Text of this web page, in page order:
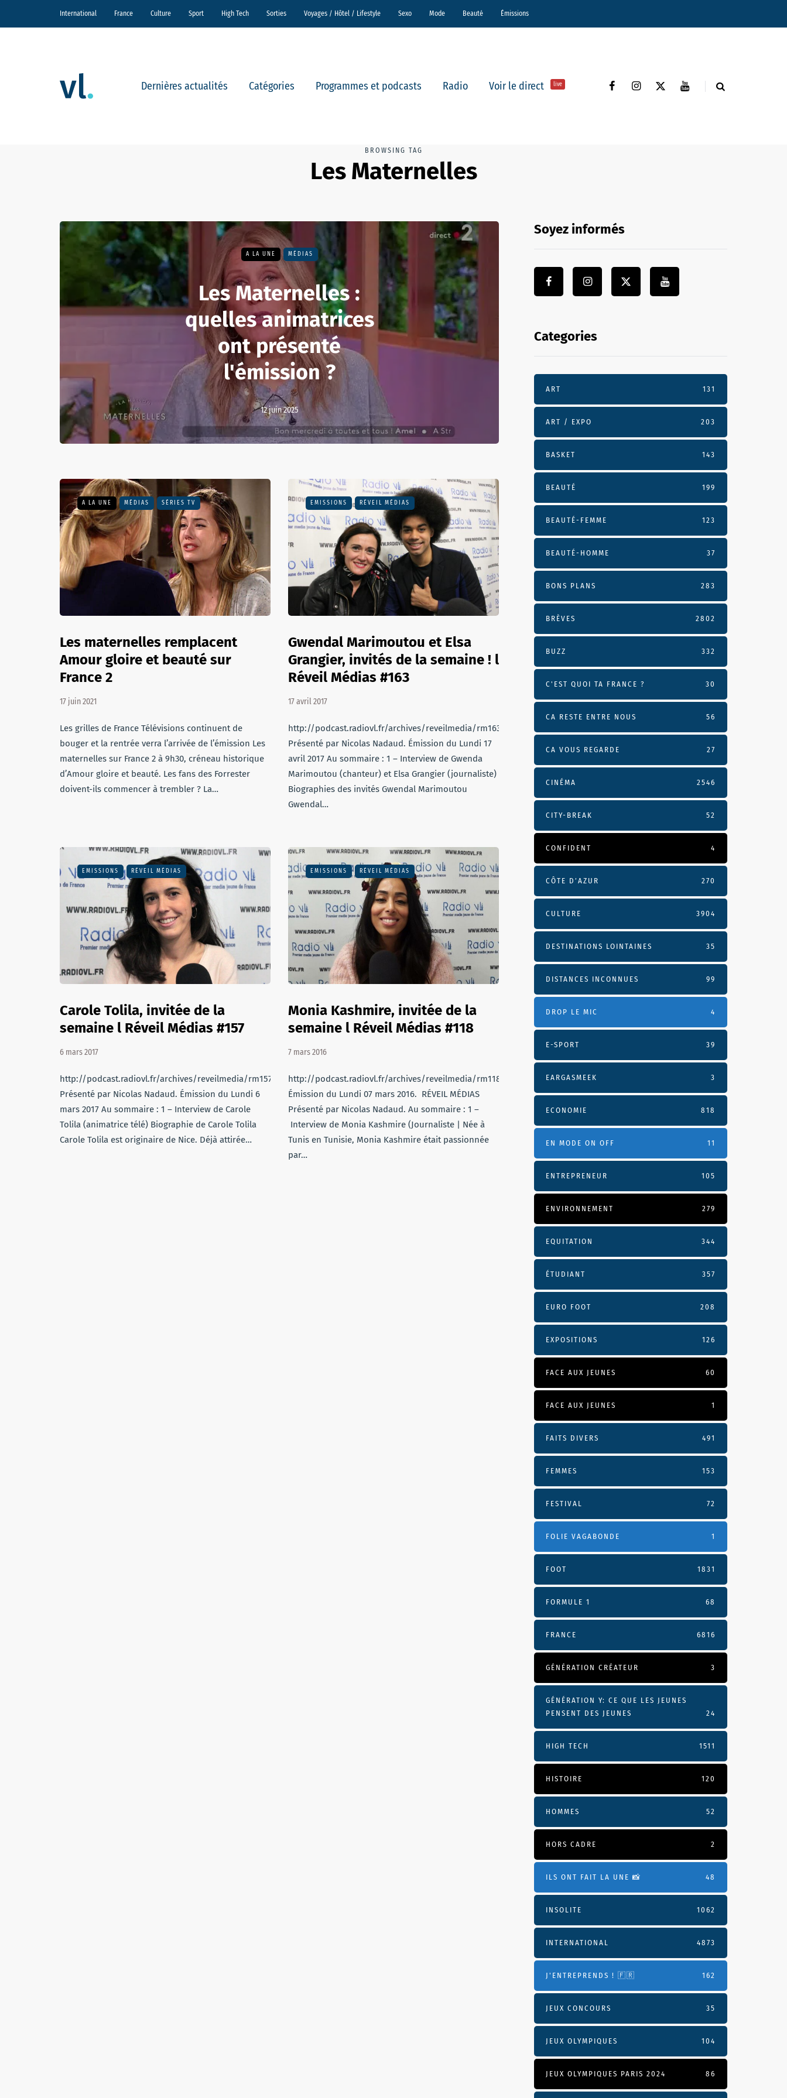
International France Culture Sport High Tech Sorties Voyages / Hôtel / Lifestyle Sexo Mode Beauté Émissions
Dernières actualités Catégories Programmes et podcasts Radio Voir le direct live
BROWSING TAG
Les Maternelles
A LA UNE MÉDIAS
Les Maternelles :
quelles animatrices
ont présenté
l'émission ?
12 juin 2025
A LA UNE MÉDIAS SÉRIES TV
Les maternelles remplacent
Amour gloire et beauté sur
France 2
17 juin 2021
Les grilles de France Télévisions continuent de
bouger et la rentrée verra l’arrivée de l’émission Les
maternelles sur France 2 à 9h30, créneau historique
d’Amour gloire et beauté. Les fans des Forrester
doivent-ils commencer à trembler ? La…
EMISSIONS RÉVEIL MÉDIAS
Gwendal Marimoutou et Elsa
Grangier, invités de la semaine ! l
Réveil Médias #163
17 avril 2017
http://podcast.radiovl.fr/archives/reveilmedia/rm163.mp3
Présenté par Nicolas Nadaud. Émission du Lundi 17
avril 2017 Au sommaire : 1 – Interview de Gwenda
Marimoutou (chanteur) et Elsa Grangier (journaliste)
Biographies des invités Gwendal Marimoutou
Gwendal…
EMISSIONS RÉVEIL MÉDIAS
Carole Tolila, invitée de la
semaine l Réveil Médias #157
6 mars 2017
http://podcast.radiovl.fr/archives/reveilmedia/rm157.mp3
Présenté par Nicolas Nadaud. Émission du Lundi 6
mars 2017 Au sommaire : 1 – Interview de Carole
Tolila (animatrice télé) Biographie de Carole Tolila
Carole Tolila est originaire de Nice. Déjà attirée…
EMISSIONS RÉVEIL MÉDIAS
Monia Kashmire, invitée de la
semaine l Réveil Médias #118
7 mars 2016
http://podcast.radiovl.fr/archives/reveilmedia/rm118.mp3
Émission du Lundi 07 mars 2016. RÉVEIL MÉDIAS
Présenté par Nicolas Nadaud. Au sommaire : 1 –
Interview de Monia Kashmire (Journaliste | Née à
Tunis en Tunisie, Monia Kashmire était passionnée
par…
Soyez informés
Categories
ART 131
ART / EXPO 203
BASKET 143
BEAUTÉ 199
BEAUTÉ-FEMME 123
BEAUTÉ-HOMME 37
BONS PLANS 283
BRÈVES 2802
BUZZ 332
C'EST QUOI TA FRANCE ? 30
CA RESTE ENTRE NOUS 56
CA VOUS REGARDE 27
CINÉMA 2546
CITY-BREAK 52
CONFIDENT 4
CÔTE D’AZUR 270
CULTURE 3904
DESTINATIONS LOINTAINES 35
DISTANCES INCONNUES 99
DROP LE MIC 4
E-SPORT 39
EARGASMEEK 3
ECONOMIE 818
EN MODE ON OFF 11
ENTREPRENEUR 105
ENVIRONNEMENT 279
EQUITATION 344
ÉTUDIANT 357
EURO FOOT 208
EXPOSITIONS 126
FACE AUX JEUNES 60
FACE AUX JEUNES 1
FAITS DIVERS 491
FEMMES 153
FESTIVAL 72
FOLIE VAGABONDE 1
FOOT 1831
FORMULE 1 68
FRANCE 6816
GÉNÉRATION CRÉATEUR 3
GÉNÉRATION Y: CE QUE LES JEUNES
PENSENT DES JEUNES
24
HIGH TECH 1511
HISTOIRE 120
HOMMES 52
HORS CADRE 2
ILS ONT FAIT LA UNE 📸 48
INSOLITE 1062
INTERNATIONAL 4873
J'ENTREPRENDS ! 🇫🇷 162
JEUX CONCOURS 35
JEUX OLYMPIQUES 104
JEUX OLYMPIQUES PARIS 2024 86